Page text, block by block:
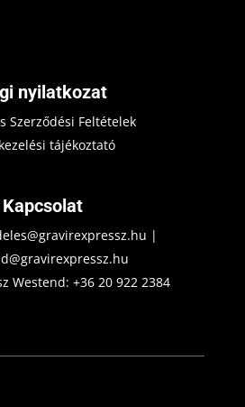
nyilatkozat
Szerződési Feltételek
tájékoztató
Kapcsolat
|
Westend:+36 20 922 2384